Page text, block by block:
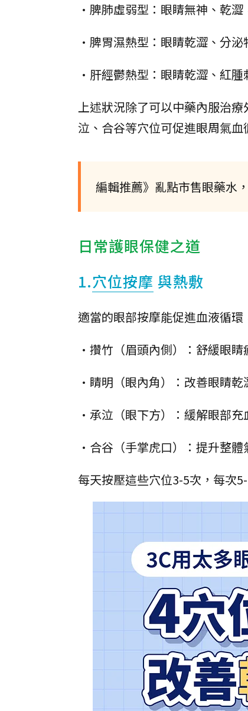
•脾肺虛弱型：眼睛無神、乾澀
•脾胃濕熱型：眼睛乾澀、分泌
•肝經鬱熱型：眼睛乾澀、紅腫
上述狀況除了可以中藥內服治
泣、合谷等穴位可促進眼周氣血
編輯推薦》亂點市售眼藥水
日常護眼保健之道
1.穴位按摩 與熱敷
適當的眼部按摩能促進血液循
•攢竹（眉頭內側）：舒緩眼睛
•睛明（眼內角）：改善眼睛乾
•承泣（眼下方）：緩解眼部充
•合谷（手掌虎口）：提升整體
每天按壓這些穴位3-5次，每次